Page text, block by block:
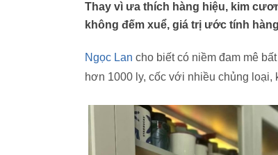
Thay vì ưa thích hàng hiệu, kim
không đếm xuể, giá trị ước tính
Ngọc Lan cho biết có niềm đam mê
hơn 1000 ly, cốc với nhiều chủng loại,